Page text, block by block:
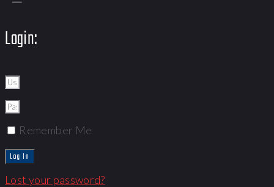
Login:
Remember Me
Log In
Lost your password?